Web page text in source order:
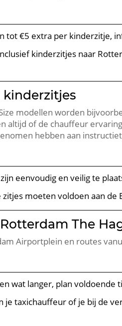
tot €5 extra per kinderzitje,
kinderzitjes naar
modellen worden
altijd of de chauffeur
hebben aan
eenvoudig en veilig te
moeten voldoen aan de
The
Airportplein en routes
wat langer, plan voldoende
je taxichauffeur of je bij de